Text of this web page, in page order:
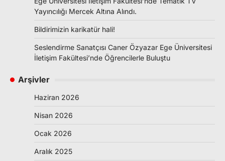
Yayıncılığı Mercek Altına Alındı.
Bildirimizin karikatür hali!
Seslendirme Sanatçısı Caner Özyazar Ege Üniversitesi
İletişim Fakültesi’nde Öğrencilerle Buluştu
Arşivler
Haziran 2026
Nisan 2026
Ocak 2026
Aralık 2025